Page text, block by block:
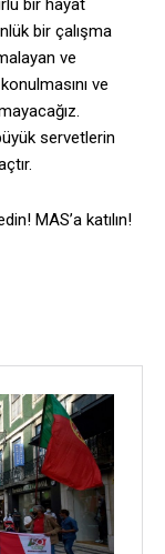
bir hayat
bir çalışma
ve
ve
servetlerin
MAS’a katılın!